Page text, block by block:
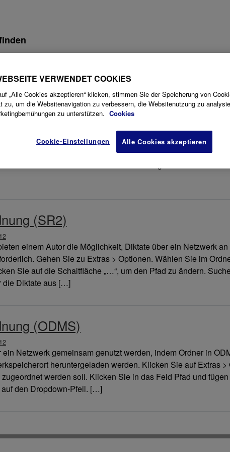
Ordnerzuordnung
(ODMS R8/R7)
Sie, wie Sie einen Download-Ordner einem
teilen können. Klicken Sie auf Extras > Optionen >
soll. Klicken Sie in das Feld Pfad und fügen Sie den
(SR2)
einem Autor die Möglichkeit, Diktate über ein Netzwerk
Gehen Sie zu Extras > Optionen. Wählen Sie im
Sie auf die Schaltfläche „…“, um den Pfad zu ändern.
die Diktate aus […]
(ODMS)
Netzwerk gemeinsam genutzt werden, indem Ordner in
heruntergeladen werden. Klicken Sie auf Extras
werden soll. Klicken Sie in das Feld Pfad und
den Dropdown-Pfeil. […]
VERWENDET COOKIES
„Alle Cookies akzeptieren“ klicken, stimmen Sie der Speicherung von
zu, um die Websitenavigation zu verbessern, die Websitenutzung zu
zu unterstützen. Cookies
Cookie-Einstellungen Alle Cookies akzeptieren